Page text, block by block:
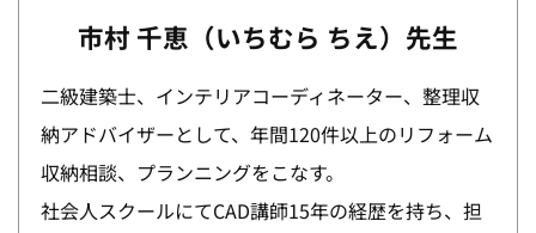
市村 千恵（いちむら ちえ）先生
二級建築士、インテリアコーディネーター、整理収
納アドバイザーとして、年間120件以上のリフォーム
収納相談、プランニングをこなす。
社会人スクールにてCAD講師15年の経歴を持ち、担